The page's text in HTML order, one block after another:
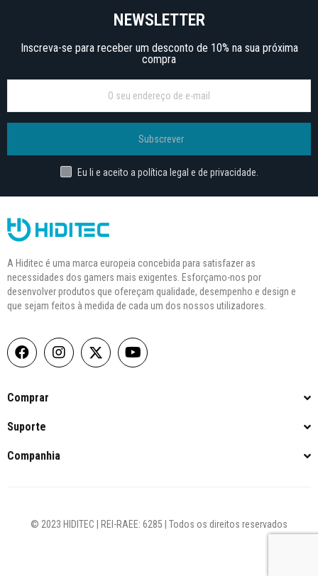
NEWSLETTER
Inscreva-se para receber um desconto de 10% na sua próxima
compra
Subscrever
Eu li e aceito a política legal e de privacidade.
A Hiditec é uma marca europeia concebida para satisfazer as
necessidades dos gamers mais exigentes. Esforçamo-nos por
desenvolver produtos que ofereçam qualidade, desempenho e design e
que sejam feitos à medida de cada um dos nossos utilizadores.
Comprar
Suporte
Companhia
© 2023 HIDITEC | REI-RAEE: 6285 | Todos os direitos reservados